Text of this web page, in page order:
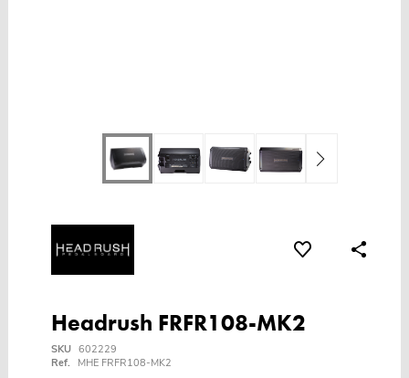
Headrush FRFR108-MK2
SKU 602229
Ref.
MHE FRFR108-MK2